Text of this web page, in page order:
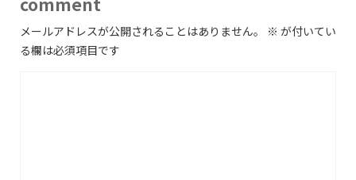
メールアドレスが公開されることはありません。 ※ が付いてい
る欄は必須項目です